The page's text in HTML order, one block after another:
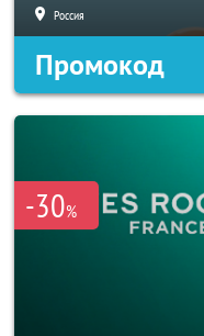
Россия
Промокод
-30%